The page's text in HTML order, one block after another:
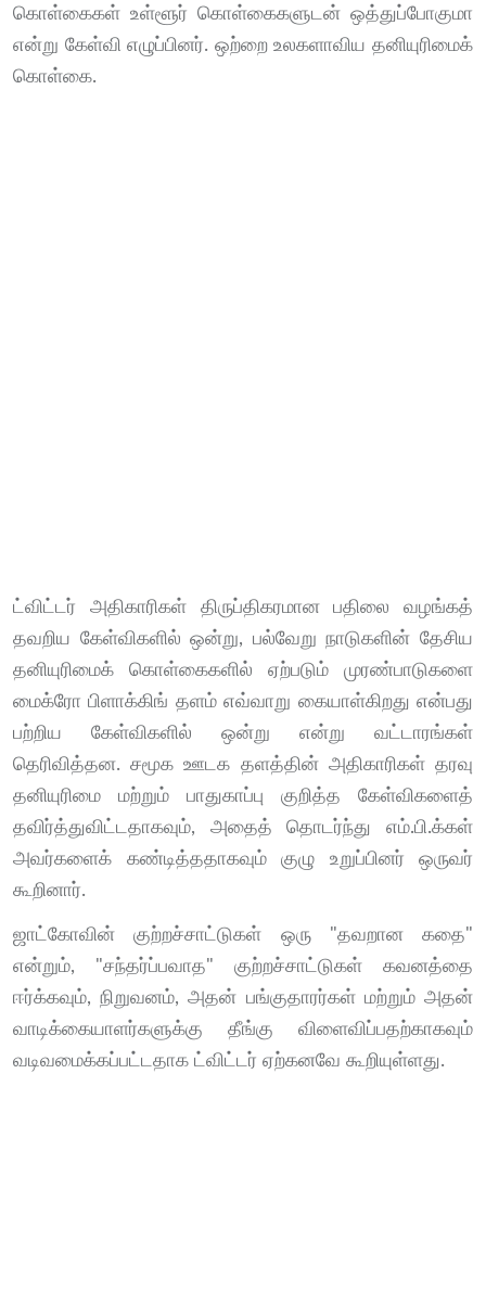
கொள்கைகள் உள்ளூர் கொள்கைகளுடன் ஒத்துப்போகுமா
என்று கேள்வி எழுப்பினர். ஒற்றை உலகளாவிய தனியுரிமைக்
கொள்கை.
ட்விட்டர் அதிகாரிகள் திருப்திகரமான பதிலை வழங்கத்
தவறிய கேள்விகளில் ஒன்று, பல்வேறு நாடுகளின் தேசிய
தனியுரிமைக் கொள்கைகளில் ஏற்படும் முரண்பாடுகளை
மைக்ரோ பிளாக்கிங் தளம் எவ்வாறு கையாள்கிறது என்பது
பற்றிய கேள்விகளில் ஒன்று என்று வட்டாரங்கள்
தெரிவித்தன. சமூக ஊடக தளத்தின் அதிகாரிகள் தரவு
தனியுரிமை மற்றும் பாதுகாப்பு குறித்த கேள்விகளைத்
தவிர்த்துவிட்டதாகவும், அதைத் தொடர்ந்து எம்.பி.க்கள்
அவர்களைக் கண்டித்ததாகவும் குழு உறுப்பினர் ஒருவர்
கூறினார்.
ஜாட்கோவின் குற்றச்சாட்டுகள் ஒரு "தவறான கதை"
என்றும், "சந்தர்ப்பவாத" குற்றச்சாட்டுகள் கவனத்தை
ஈர்க்கவும், நிறுவனம், அதன் பங்குதாரர்கள் மற்றும் அதன்
வாடிக்கையாளர்களுக்கு தீங்கு விளைவிப்பதற்காகவும்
வடிவமைக்கப்பட்டதாக ட்விட்டர் ஏற்கனவே கூறியுள்ளது.